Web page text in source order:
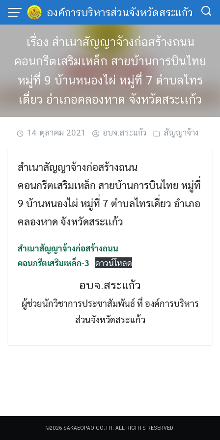
Skip
องค์การบริหารส่วนจังหวัดสระแก้ว
for:
Search
เรื่อง สำเนาสัญญาจ้างก่อสร้างถนน
คอนกรีตเสริมเหล็ก สายบ้านการบินไทย
หมู่ที่ 9 บ้านหนองไผ่ หมู่ที่ 7 ตำบลไทร
เดี่ยว อำเภอคลองหาด จังหวัดสระเเก้ว
14 ตุลาคม 2021 อบจ.สระแก้ว สัญญาจ้าง
สำเนาสัญญาจ้างก่อสร้างถนน
คอนกรีตเสริมเหล็ก สายบ้านการบินไทย หมู่ที่
9 บ้านหนองไผ่ หมู่ที่ 7 ตำบลไทรเดี่ยว อำเภอ
คลองหาด จังหวัดสระเเก้ว
สำเนาสัญญาจ้างก่อสร้างถนน
คอนกรีตเสริมเหล็ก-3 ดาวน์โหลด
อบจ.สระแก้ว
ผู้ช่วยนักวิชาการประชาสัมพันธ์ ที่ องค์การบริหาร
ส่วนจังหวัดสระแก้ว
©2026 SAKAEOPAO.GO.TH. ALL RIGHTS RESERVED.